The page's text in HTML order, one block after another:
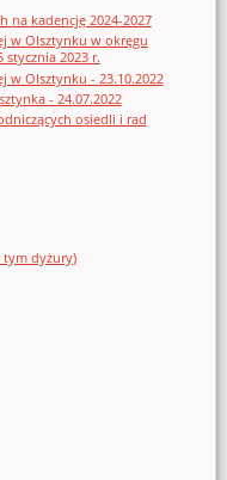
na kadencję 2024-2027
w Olsztynku w okręgu
2023 r.
w Olsztynku - 23.10.2022
- 24.07.2022
osiedli i rad
tym dyżury)